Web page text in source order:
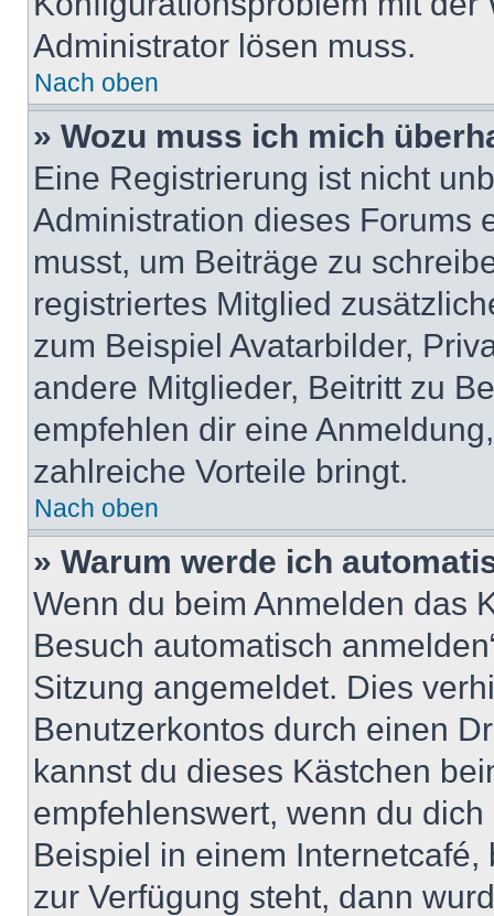
Administrator lösen muss.
Nach oben
» Wozu muss ich mich
Eine Registrierung ist nicht
Administration dieses Forums
musst, um Beiträge zu
registriertes Mitglied
zum Beispiel Avatarbilder,
andere Mitglieder, Beitritt zu
empfehlen dir eine
zahlreiche Vorteile bringt.
Nach oben
» Warum werde ich
Wenn du beim Anmelden das
Besuch automatisch
Sitzung angemeldet. Dies
Benutzerkontos durch einen
kannst du dieses Kästchen
empfehlenswert, wenn du
Beispiel in einem
zur Verfügung steht, dann